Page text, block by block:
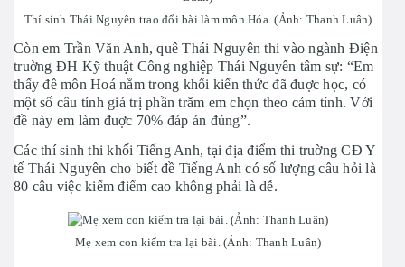
Thí sinh Thái Nguyên trao đổi bài làm môn Hóa. (Ảnh: Thanh Luân)
Còn em Trần Văn Anh, quê Thái Nguyên thi vào ngành Điện
truờng ĐH Kỹ thuật Công nghiệp Thái Nguyên tâm sự: “Em
thấy đề môn Hoá nằm trong khối kiến thức đã đuợc học, có
một số câu tính giá trị phần trăm em chọn theo cảm tính. Với
đề này em làm đuợc 70% đáp án đúng”.
Các thí sinh thi khối Tiếng Anh, tại địa điểm thi truờng CĐ Y
tế Thái Nguyên cho biết đề Tiếng Anh có số lượng câu hỏi là
80 câu việc kiếm điểm cao không phải là dễ.
Mẹ xem con kiểm tra lại bài. (Ảnh: Thanh Luân)